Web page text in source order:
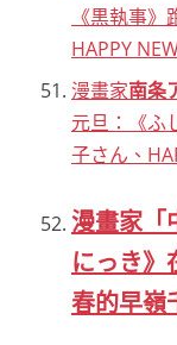
《黒執事
HAPPY
漫畫家南条
元旦：《ふ
子さん、
漫畫家「
にっき》
春的早嶺